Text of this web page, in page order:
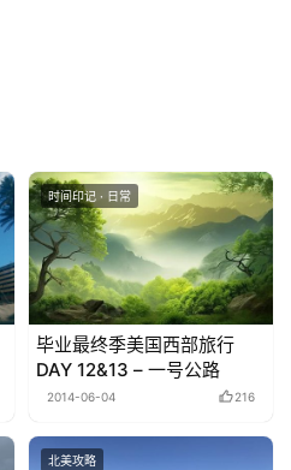
时间印记 · 日常
毕业最终季美国西部旅行
DAY 12&13 – 一号公路
2014-06-04 216
北美攻略